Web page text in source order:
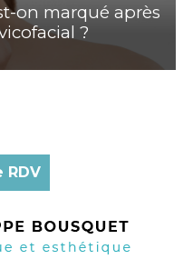
on marqué après
?
RDV